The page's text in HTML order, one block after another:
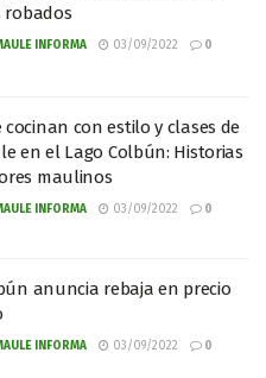
INFORMA 03/09/2022 0
con estilo y clases de
en el Lago Colbún: Historias
maulinos
INFORMA 03/09/2022 0
anuncia rebaja en precio
INFORMA 03/09/2022 0